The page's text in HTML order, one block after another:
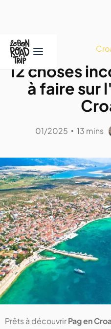
12 choses
à faire sur
01/2025 • 13 mins
Prêts à découvrirPag en